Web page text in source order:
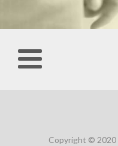
Copyright © 2020